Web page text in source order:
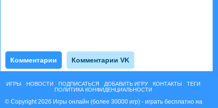
Комментарии Комментарии VK
ИГРЫ НОВОСТИ ПОДПИСАТЬСЯ ДОБАВИТЬ ИГРУ КОНТАКТЫ
ТЕГИ
ПОЛИТИКА КОНФИДЕНЦИАЛЬНОСТИ
© Copyright 2026 Игры онлайн (более 30000 игр) - играть бесплатно на